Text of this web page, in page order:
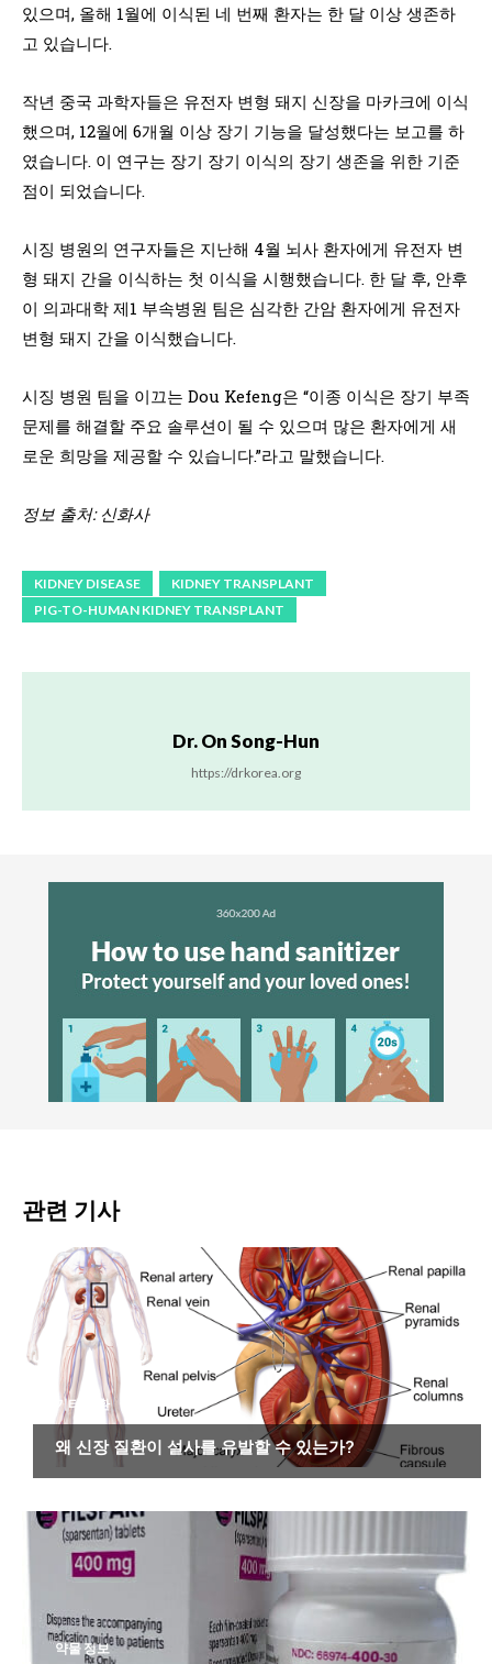
있으며, 올해 1월에 이식된 네 번째 환자는 한 달 이상 생존하
고 있습니다.
작년 중국 과학자들은 유전자 변형 돼지 신장을 마카크에 이식
했으며, 12월에 6개월 이상 장기 기능을 달성했다는 보고를 하
였습니다. 이 연구는 장기 장기 이식의 장기 생존을 위한 기준
점이 되었습니다.
시징 병원의 연구자들은 지난해 4월 뇌사 환자에게 유전자 변
형 돼지 간을 이식하는 첫 이식을 시행했습니다. 한 달 후, 안후
이 의과대학 제1 부속병원 팀은 심각한 간암 환자에게 유전자
변형 돼지 간을 이식했습니다.
시징 병원 팀을 이끄는 Dou Kefeng은 “이종 이식은 장기 부족
문제를 해결할 주요 솔루션이 될 수 있으며 많은 환자에게 새
로운 희망을 제공할 수 있습니다.”라고 말했습니다.
정보 출처: 신화사
KIDNEY DISEASE
KIDNEY TRANSPLANT
PIG-TO-HUMAN KIDNEY TRANSPLANT
Dr. On Song-Hun
https://drkorea.org
관련 기사
기타 질환
왜 신장 질환이 설사를 유발할 수 있는가?
약물 정보